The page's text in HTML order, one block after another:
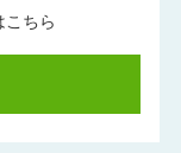
こちら